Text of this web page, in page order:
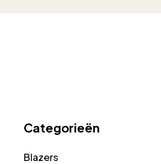
Categorieën
Blazers